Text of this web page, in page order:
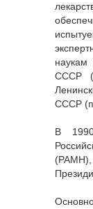
наукам
СССР
СССР
В